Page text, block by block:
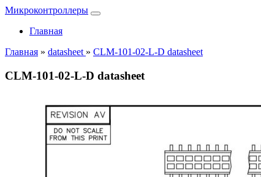
Микроконтроллеры
Главная
Главная » datasheet » CLM-101-02-L-D datasheet
CLM-101-02-L-D datasheet